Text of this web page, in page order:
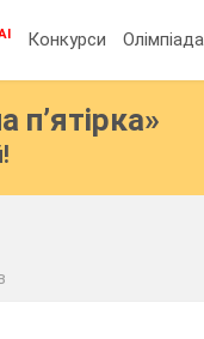
Конкурси Олімпіада
п’ятірка»